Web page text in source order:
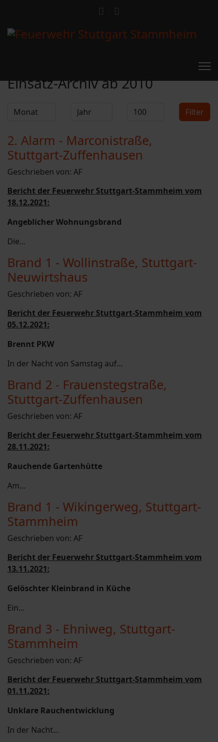
Einsatz-Archiv ab 2010
Filter
Monat Jahr Anzeige # Filter
2. Alarm - Marconistraße,
Stuttgart-Zuffenhausen
Geschrieben von: AF
Bericht der Feuerwehr Stuttgart-Stammheim vom
18.12.2021:
Angeblicher Wohnungsbrand
Die...
Brand 1 - Wollinstraße, Stuttgart-
Neuwirtshaus
Geschrieben von: AF
Bericht der Feuerwehr Stuttgart-Stammheim vom
05.12.2021:
Brennt PKW
In der Nacht von Samstag auf...
Brand 2 - Frauenstegstraße,
Stuttgart-Zuffenhausen
Geschrieben von: AF
Bericht der Feuerwehr Stuttgart-Stammheim vom
28.11.2021:
Rauchende Gartenhütte
Am...
Brand 1 - Wikingerweg, Stuttgart-
Stammheim
Geschrieben von: AF
Bericht der Feuerwehr Stuttgart-Stammheim vom
13.11.2021:
Gelöschter Kleinbrand in Küche
Ein...
Brand 3 - Ehniweg, Stuttgart-
Stammheim
Geschrieben von: AF
Bericht der Feuerwehr Stuttgart-Stammheim vom
01.11.2021:
Unklare Rauchentwicklung
In der Nacht...